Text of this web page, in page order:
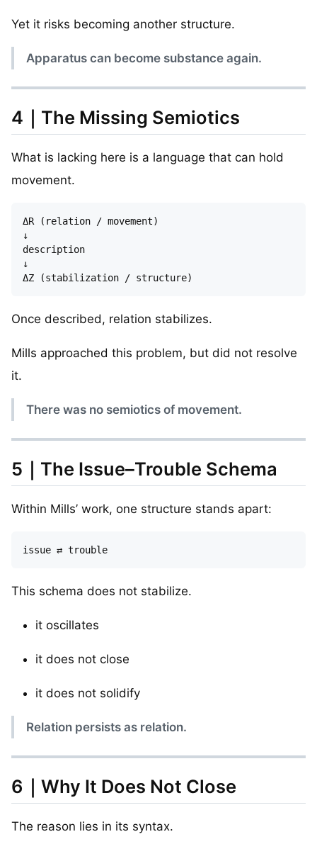
Yet it risks becoming another structure.
Apparatus can become substance again.
4｜The Missing Semiotics
What is lacking here is a language that can hold
movement.
ΔR (relation / movement)
↓
description
↓
Once described, relation stabilizes.
Mills approached this problem, but did not resolve
it.
There was no semiotics of movement.
5｜The Issue–Trouble Schema
Within Mills’ work, one structure stands apart:
This schema does not stabilize.
it oscillates
it does not close
it does not solidify
Relation persists as relation.
6｜Why It Does Not Close
The reason lies in its syntax.